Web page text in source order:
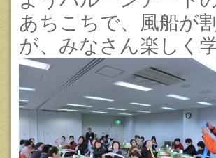
あちこちで、風船が
が、みなさん楽しく